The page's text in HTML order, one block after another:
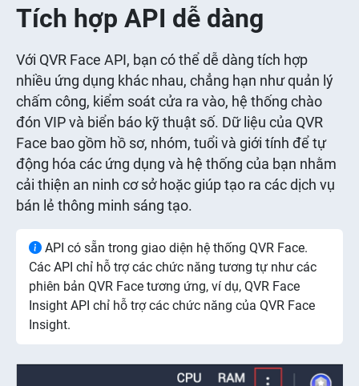
Tích hợp API dễ dàng
Với QVR Face API, bạn có thể dễ dàng tích hợp
nhiều ứng dụng khác nhau, chẳng hạn như quản lý
chấm công, kiểm soát cửa ra vào, hệ thống chào
đón VIP và biển báo kỹ thuật số. Dữ liệu của QVR
Face bao gồm hồ sơ, nhóm, tuổi và giới tính để tự
động hóa các ứng dụng và hệ thống của bạn nhằm
cải thiện an ninh cơ sở hoặc giúp tạo ra các dịch vụ
bán lẻ thông minh sáng tạo.
API có sẵn trong giao diện hệ thống QVR Face.
Các API chỉ hỗ trợ các chức năng tương tự như các
phiên bản QVR Face tương ứng, ví dụ, QVR Face
Insight API chỉ hỗ trợ các chức năng của QVR Face
Insight.